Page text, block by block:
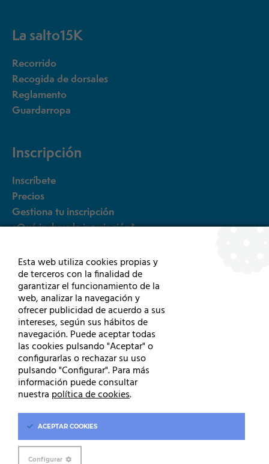
La salto15K
Recorrido
Recogida de dorsales
Reglamento
Guardarropa
Inscripción
Inscríbete
Precios
Gestiona tu inscripción
¿Qué incluye la inscripción?
Otras pruebas
5k
15K Rollers
15K Sillas de ruedas y HandBikes
Contacto Aviso Legal
Septiembre 2025 Donosti Eventos S.L.
Cookie
Esta web utiliza cookies propias y
de terceros con la finalidad de
garantizar el funcionamiento de la
web, analizar la navegación y
ofrecer publicidad de acuerdo a sus
intereses, según sus hábitos de
navegación. Puede aceptar todas
las cookies pulsando "Aceptar" o
configurarlas o rechazar su uso
pulsando "Configurar". Para más
información puede consultar
nuestra política de cookies.
ACEPTAR COOKIES
Configurar